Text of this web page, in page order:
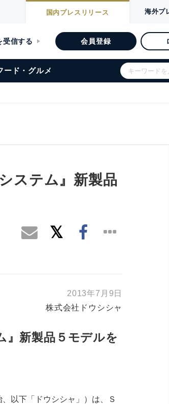
国内プレスリリース 海外プ
受信する 会員登録
ード・グルメ
ステム』新製品
2013年7月9日
株式会社ドウシシャ
新製品５モデルを
以下「ドウシシャ」）は、Ｓ